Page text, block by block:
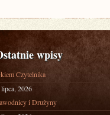
wpisy
Czytelnika
lipca, 2026
i Drużyny